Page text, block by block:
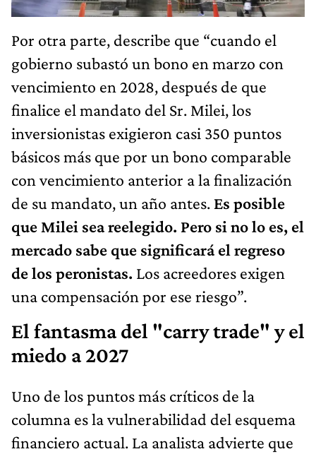
Por otra parte, describe que “cuando el
gobierno subastó un bono en marzo con
vencimiento en 2028, después de que
finalice el mandato del Sr. Milei, los
inversionistas exigieron casi 350 puntos
básicos más que por un bono comparable
con vencimiento anterior a la finalización
de su mandato, un año antes. Es posible
que Milei sea reelegido. Pero si no lo es, el
mercado sabe que significará el regreso
de los peronistas. Los acreedores exigen
una compensación por ese riesgo”.
El fantasma del "carry trade" y el
miedo a 2027
Uno de los puntos más críticos de la
columna es la vulnerabilidad del esquema
financiero actual. La analista advierte que